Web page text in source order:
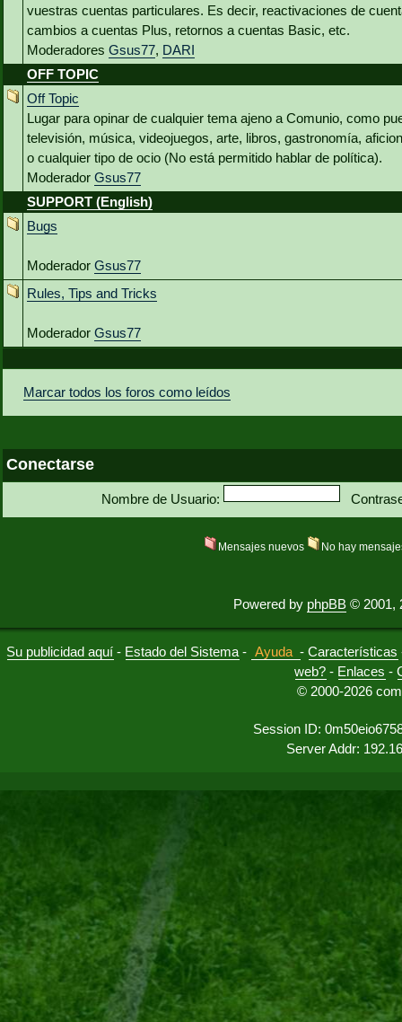
vuestras cuentas particulares. Es decir, reactivaciones de
cambios a cuentas Plus, retornos a cuentas Basic, etc.
Moderadores Gsus77, DARI
OFF TOPIC
Off Topic
Lugar para opinar de cualquier tema ajeno a Comunio, como
televisión, música, videojuegos, arte, libros, gastronomía,
o cualquier tipo de ocio (No está permitido hablar de política).
Moderador Gsus77
SUPPORT (English)
Bugs
Moderador Gsus77
Rules, Tips and Tricks
Moderador Gsus77
Marcar todos los foros como leídos
Conectarse
Nombre de Usuario:
Mensajes nuevos No hay
Powered by phpBB © 2001,
Su publicidad aquí - Estado del Sistema - Ayuda -Características
web? - Enlaces -
© 2000-2026
Session ID:
Server Addr: